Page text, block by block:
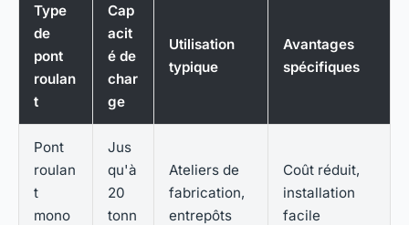
Type
de
pont
roulan
t
Cap
acit
é de
char
ge
Utilisation
typique
Avantages
spécifiques
Pont
roulan
t
mono
Jus
qu'à
20
tonn
Ateliers de
fabrication,
entrepôts
Coût réduit,
installation
facile